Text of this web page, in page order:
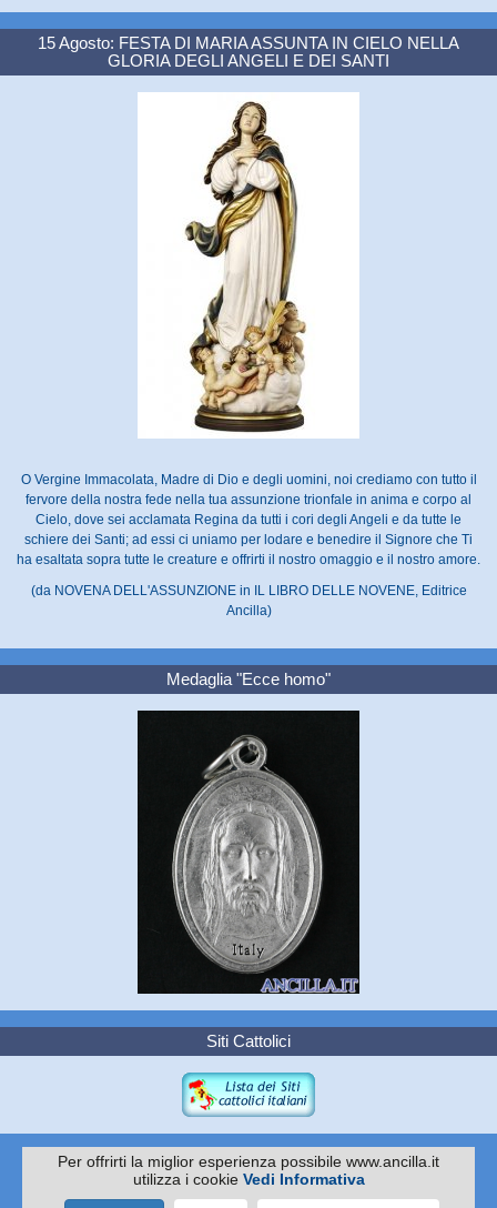
15 Agosto: FESTA DI MARIA ASSUNTA IN CIELO NELLA
GLORIA DEGLI ANGELI E DEI SANTI
O Vergine Immacolata, Madre di Dio e degli uomini, noi crediamo con tutto il
fervore della nostra fede nella tua assunzione trionfale in anima e corpo al
Cielo, dove sei acclamata Regina da tutti i cori degli Angeli e da tutte le
schiere dei Santi; ad essi ci uniamo per lodare e benedire il Signore che Ti
ha esaltata sopra tutte le creature e offrirti il nostro omaggio e il nostro amore.
(da NOVENA DELL'ASSUNZIONE in IL LIBRO DELLE NOVENE, Editrice
Ancilla)
Medaglia "Ecce homo"
Siti Cattolici
Via I. Pittoni 59/61 - 31015 Conegliano TV
Per offrirti la miglior esperienza possibile www.ancilla.it
utilizza i cookie Vedi Informativa